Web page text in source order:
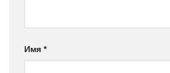
Имя *